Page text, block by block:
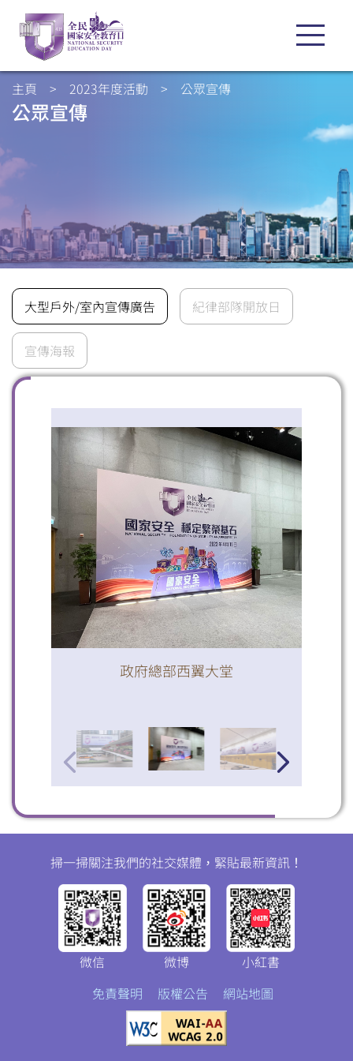
主頁 > 2023年度活動 > 公眾宣傳
公眾宣傳
大型戶外/室內宣傳廣告 紀律部隊開放日
宣傳海報
政府總部西翼大堂
免責聲明 版權公告 網站地圖
掃一掃關注我們的社交媒體，緊貼最新資訊！
微信 微博 小紅書
掃一掃關注我們的社交媒體，緊貼最新資訊！
微信 微博 小紅書